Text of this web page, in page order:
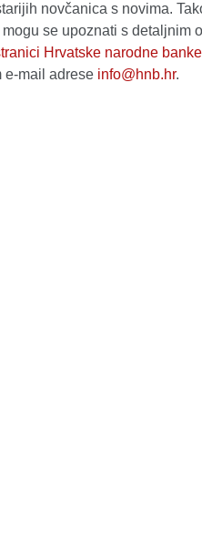
novčanica s novima.
se upoznati s detaljnim
Hrvatske narodne banke
e-mail adrese info@hnb.hr.